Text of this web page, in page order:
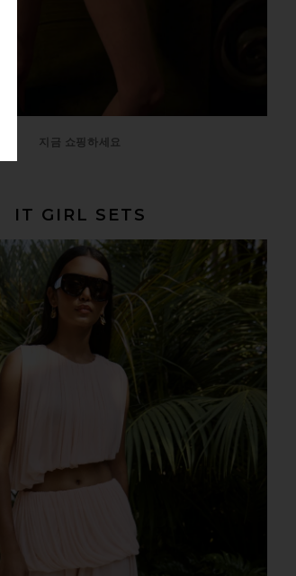
지금 쇼핑하세요
IT GIRL SETS